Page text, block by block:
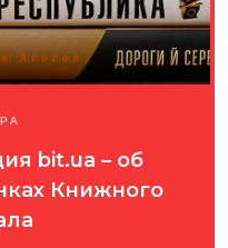
bit.ua – об
Книжного